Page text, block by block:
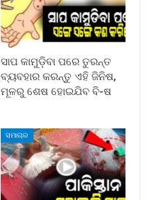
ସାପ କାମୁଡ଼ିବା ପରେ ତୁରନ୍ତ
ବ୍ୟବହାର କରନ୍ତୁ ଏହି ଜିନିଷ,
ମୂଳରୁ ଶେଷ ହୋଇଯିବ ବି-ଷ
ସମାଚାର